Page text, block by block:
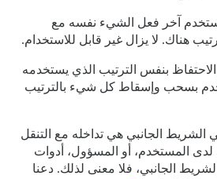
آخر فعل الشيء نفسه مع
هناك. لا يزال غير قابل للاستخدام.
بنفس الترتيب الذي يستخدمه
بسحب وإسقاط كل شيء بالترتيب
الشريط الجانبي هي تداخله مع التنقل
لدى المستخدم، أو المسؤول، أدوات
الجانبي، فلا معنى لذلك. دعنا